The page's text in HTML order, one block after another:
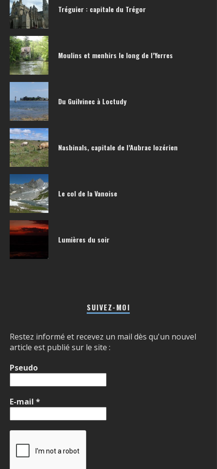
Tréguier : capitale du Trégor
Moulins et menhirs le long de l’Yerres
Du Guilvinec à Loctudy
Nasbinals, capitale de l’Aubrac lozérien
Le col de la Vanoise
Lumières du soir
SUIVEZ-MOI
Restez informé et recevez un mail dès qu'un nouvel
article est publié sur le site :
Pseudo
E-mail *